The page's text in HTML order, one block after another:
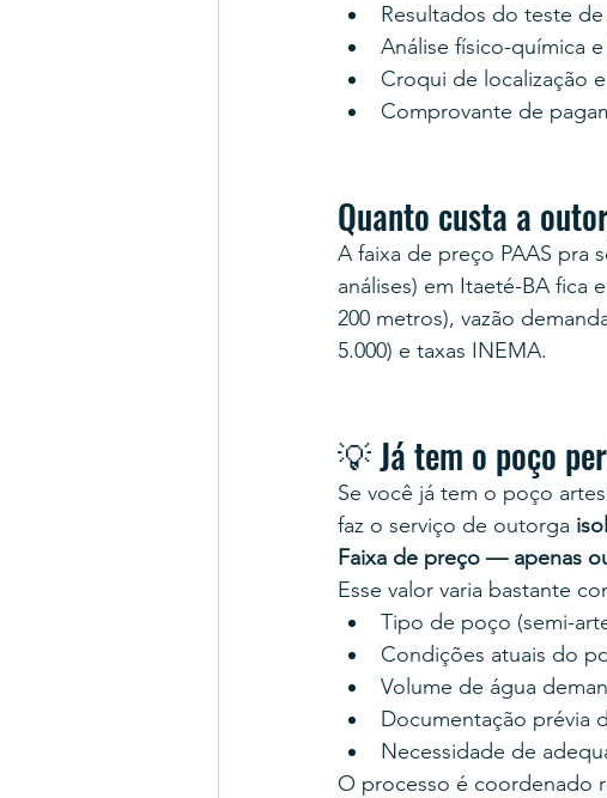
Resultados do teste
Análise físico-química
Croqui de localização
Comprovante de
Quanto custa a
A faixa de preço PAAS pra
análises) em Itaeté-BA fica
200 metros), vazão
5.000) e taxas INEMA.
💡 Já tem o poço
Se você já tem o poço
faz o serviço de outorga
Faixa de preço — apenas
Esse valor varia bastante
Tipo de poço (semi-
Condições atuais do
Volume de água
Documentação prévia
Necessidade de
O processo é coordenado